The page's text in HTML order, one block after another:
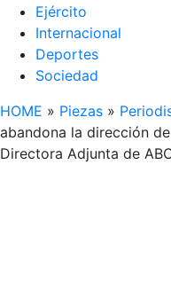
Ejército
Internacional
Deportes
Sociedad
HOME » Piezas »
abandona la dirección
Directora Adjunta de